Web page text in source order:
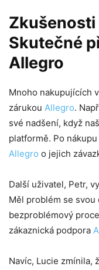
Skutečné
Allegro
Mnoho nakupujících
zárukou Allegro.
své nadšení, když
platformě. Po
Allegro o jejich
Další uživatel, Petr,
Měl problém se
bezproblémový
zákaznická podpora
Navíc, Lucie zmínila,